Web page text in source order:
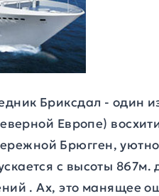
Бриксдал - один
Европе)
Брюгген,
с высоты 867м.
. Ах, это манящее